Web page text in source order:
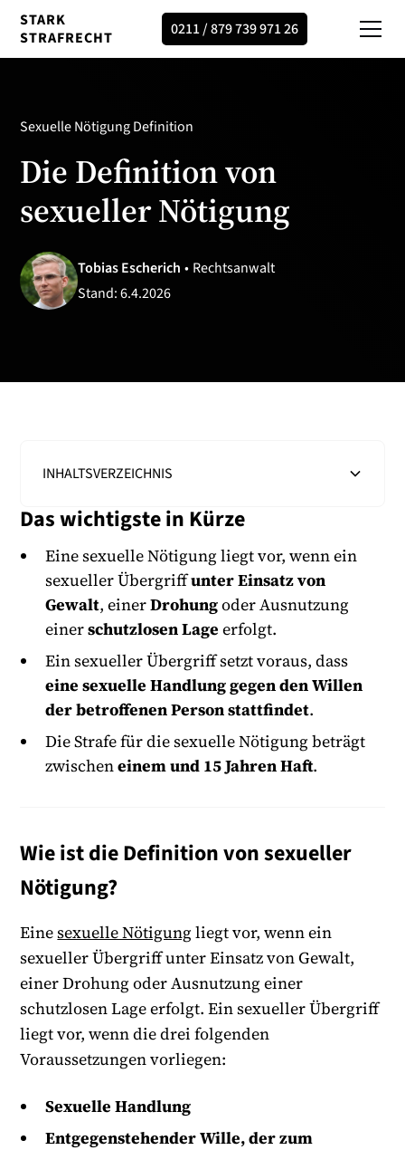
STARK
STRAFRECHT
0211 / 879 739 971 26
Sexuelle Nötigung Definition
Die Definition von
sexueller Nötigung
Tobias Escherich • Rechtsanwalt
Stand:6.4.2026
INHALTSVERZEICHNIS
Heading 2
Das wichtigste in Kürze
Eine sexuelle Nötigung liegt vor, wenn ein
sexueller Übergriffunter Einsatz von
Gewalt, einerDrohungoder Ausnutzung
einerschutzlosen Lageerfolgt.
Ein sexueller Übergriff setzt voraus, dass
eine sexuelle Handlung gegen den Willen
der betroffenen Person stattfindet.
Die Strafe für die sexuelle Nötigung beträgt
zwischeneinem und 15 Jahren Haft.
Wie ist die Definition von sexueller
Nötigung?
Einesexuelle Nötigung liegt vor, wenn ein
sexueller Übergriff unter Einsatz von Gewalt,
einer Drohung oder Ausnutzung einer
schutzlosen Lage erfolgt. Ein sexueller Übergriff
liegt vor, wenn die drei folgenden
Voraussetzungen vorliegen:
Sexuelle Handlung
Entgegenstehender Wille, der zum